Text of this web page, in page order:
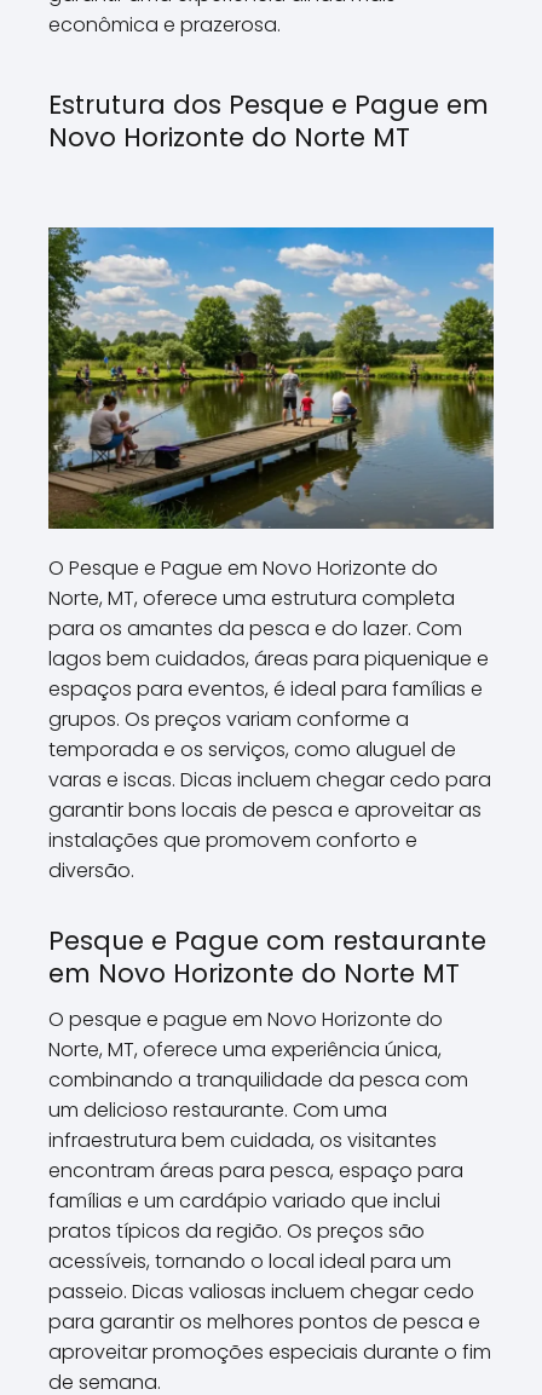
econômica e prazerosa.
Estrutura dos Pesque e Pague em
Novo Horizonte do Norte MT
O Pesque e Pague em Novo Horizonte do
Norte, MT, oferece uma estrutura completa
para os amantes da pesca e do lazer. Com
lagos bem cuidados, áreas para piquenique e
espaços para eventos, é ideal para famílias e
grupos. Os preços variam conforme a
temporada e os serviços, como aluguel de
varas e iscas. Dicas incluem chegar cedo para
garantir bons locais de pesca e aproveitar as
instalações que promovem conforto e
diversão.
Pesque e Pague com restaurante
em Novo Horizonte do Norte MT
O pesque e pague em Novo Horizonte do
Norte, MT, oferece uma experiência única,
combinando a tranquilidade da pesca com
um delicioso restaurante. Com uma
infraestrutura bem cuidada, os visitantes
encontram áreas para pesca, espaço para
famílias e um cardápio variado que inclui
pratos típicos da região. Os preços são
acessíveis, tornando o local ideal para um
passeio. Dicas valiosas incluem chegar cedo
para garantir os melhores pontos de pesca e
aproveitar promoções especiais durante o fim
de semana.